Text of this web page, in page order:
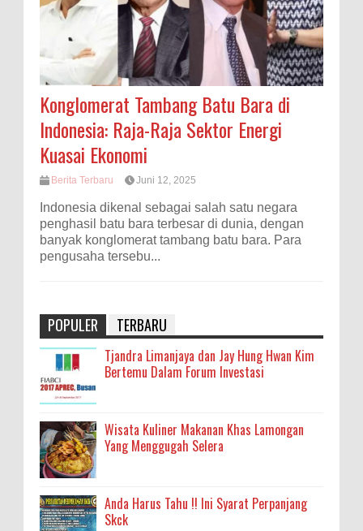
Konglomerat Tambang Batu Bara di
Indonesia: Raja-Raja Sektor Energi
Kuasai Ekonomi
Berita Terbaru Juni 12, 2025
Indonesia dikenal sebagai salah satu negara
penghasil batu bara terbesar di dunia, dengan
banyak konglomerat tambang batu bara. Para
pengusaha tersebu...
POPULER TERBARU
Tjandra Limanjaya dan Jay Hung Hwan Kim
Bertemu Dalam Forum Investasi
Wisata Kuliner Makanan Khas Lamongan
Yang Menggugah Selera
Anda Harus Tahu !! Ini Syarat Perpanjang
Skck